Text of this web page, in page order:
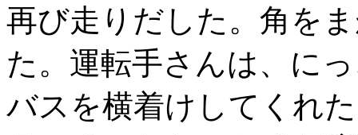
再び走りだした。角を
た。運転手さんは、に
バスを横着けしてくれ